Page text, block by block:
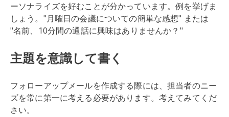
ーソナライズを好むことが分かっています。例を挙げま
しょう。"月曜日の会議についての簡単な感想" または
"名前、10分間の通話に興味はありませんか？"
主題を意識して書く
フォローアップメールを作成する際には、担当者のニー
ズを常に第一に考える必要があります。考えてみてくだ
さい。